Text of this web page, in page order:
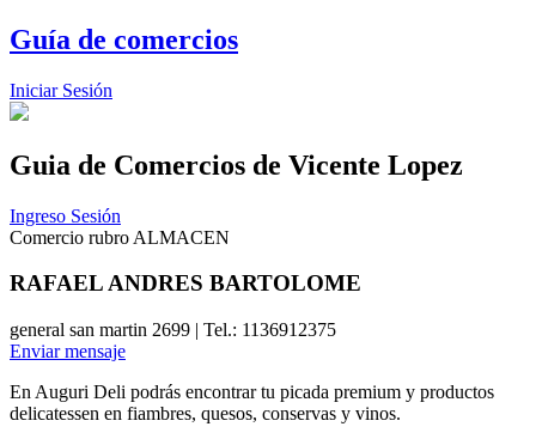
Guía de comercios
Iniciar Sesión
Guia de Comercios de Vicente Lopez
Ingreso Sesión
Comercio rubro ALMACEN
RAFAEL ANDRES BARTOLOME
general san martin 2699 | Tel.: 1136912375
Enviar mensaje
En Auguri Deli podrás encontrar tu picada premium y productos
delicatessen en fiambres, quesos, conservas y vinos.